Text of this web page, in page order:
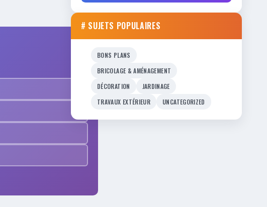
# SUJETS POPULAIRES
BONS PLANS
BRICOLAGE & AMÉNAGEMENT
DÉCORATION
JARDINAGE
TRAVAUX EXTÉRIEUR
UNCATEGORIZED